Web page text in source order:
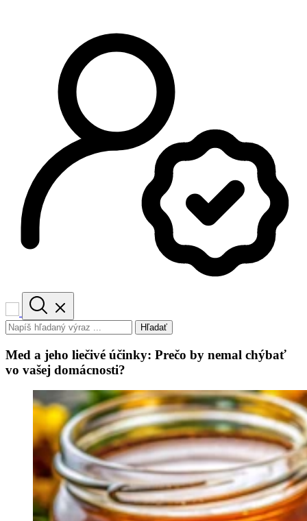
Hľadať
Med a jeho liečivé účinky: Prečo by nemal chýbať
vo vašej domácnosti?